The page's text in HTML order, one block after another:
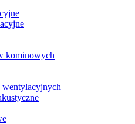
kominowych
wentylacyjnych